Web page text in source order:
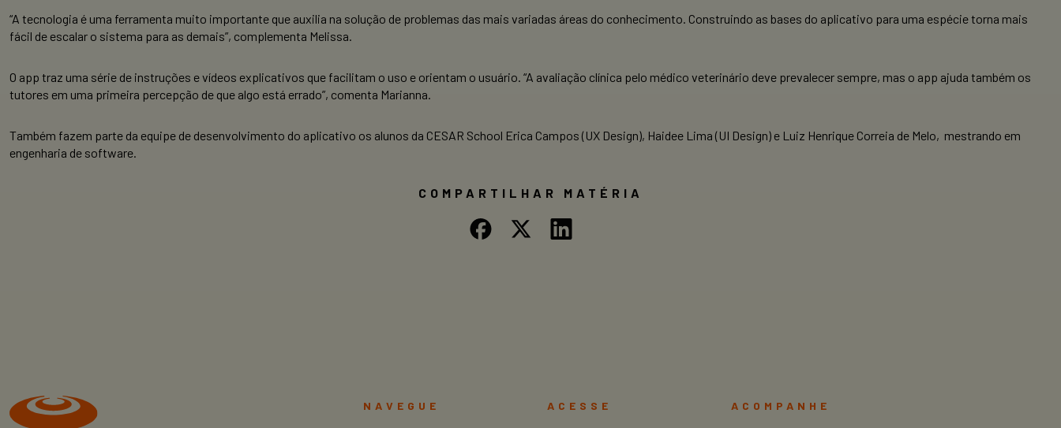
“A tecnologia é uma ferramenta muito importante que auxilia na solução de problemas das mais variadas áreas do conhecimento. Construindo as bases do aplicativo para uma espécie torna mais
fácil de escalar o sistema para as demais”, complementa Melissa.
O app traz uma série de instruções e vídeos explicativos que facilitam o uso e orientam o usuário. “A avaliação clínica pelo médico veterinário deve prevalecer sempre, mas o app ajuda também os
tutores em uma primeira percepção de que algo está errado”, comenta Marianna.
Também fazem parte da equipe de desenvolvimento do aplicativo os alunos da CESAR School Erica Campos (UX Design), Haidee Lima (UI Design) e Luiz Henrique Correia de Melo, mestrando em
engenharia de software.
COMPARTILHAR MATÉRIA
NAVEGUE ACESSE ACOMPANHE